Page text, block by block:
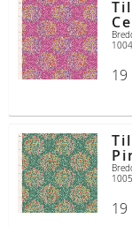
19
19